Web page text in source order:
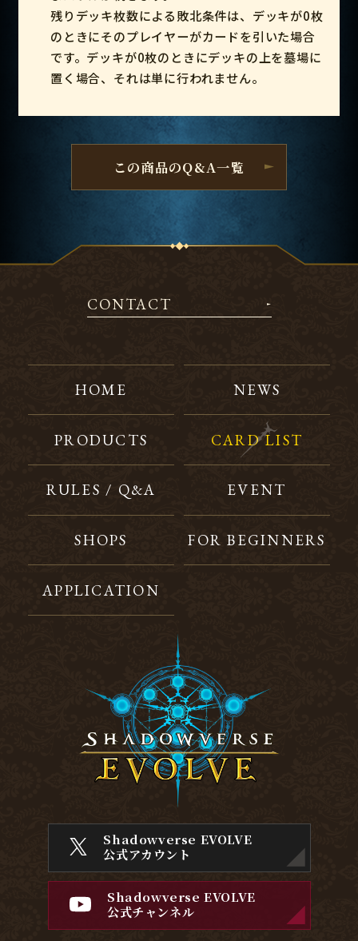
残りデッキ枚数による敗北条件は、デッキが0枚
のときにそのプレイヤーがカードを引いた場合
です。デッキが0枚のときにデッキの上を墓場に
置く場合、それは単に行われません。
この商品のQ&A一覧
CONTACT
HOME NEWS
PRODUCTS CARD LIST
RULES / Q&A EVENT
SHOPS FOR BEGINNERS
APPLICATION
Shadowverse EVOLVE
公式アカウント
Shadowverse EVOLVE
公式チャンネル